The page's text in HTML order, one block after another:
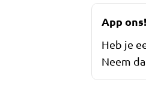
App ons!
Heb je
Neem